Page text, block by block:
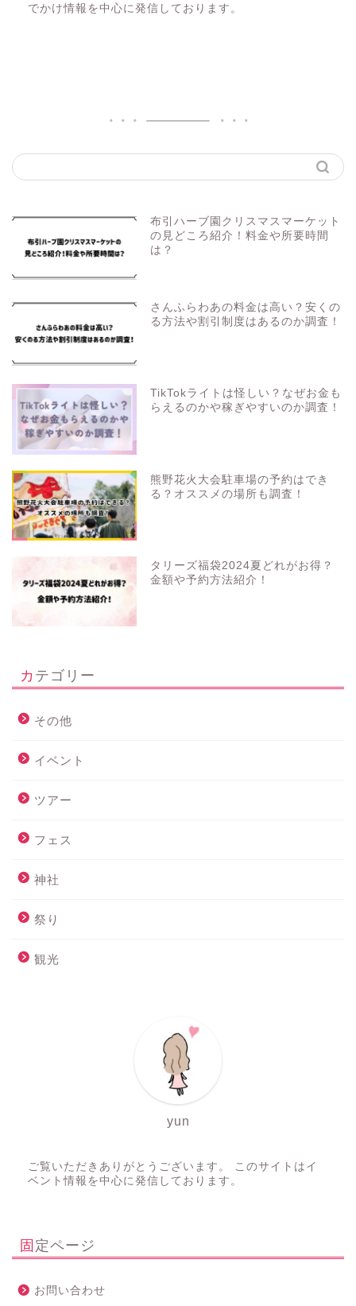
でかけ情報を中心に発信しております。
布引ハーブ園クリスマスマーケット
の見どころ紹介！料金や所要時間
は？
さんふらわあの料金は高い？安くの
る方法や割引制度はあるのか調査！
TikTokライトは怪しい？なぜお金も
らえるのかや稼ぎやすいのか調査！
熊野花火大会駐車場の予約はでき
る？オススメの場所も調査！
タリーズ福袋2024夏どれがお得？
金額や予約方法紹介！
カテゴリー
その他
イベント
ツアー
フェス
神社
祭り
観光
yun
ご覧いただきありがとうございます。 このサイトはイ
ベント情報を中心に発信しております。
固定ページ
お問い合わせ